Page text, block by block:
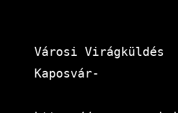
Városi Virágküldés
Kaposvár-